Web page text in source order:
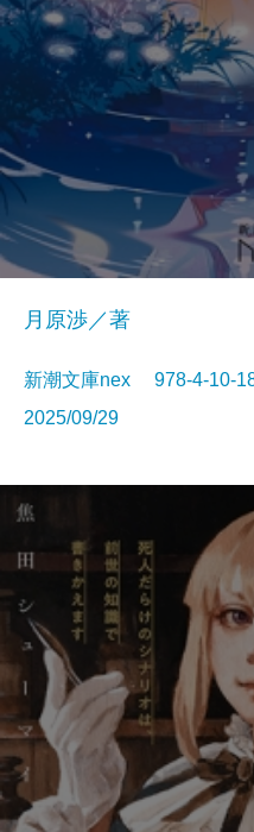
月原渉／著
新潮文庫nex 978-4-10-
2025/09/29